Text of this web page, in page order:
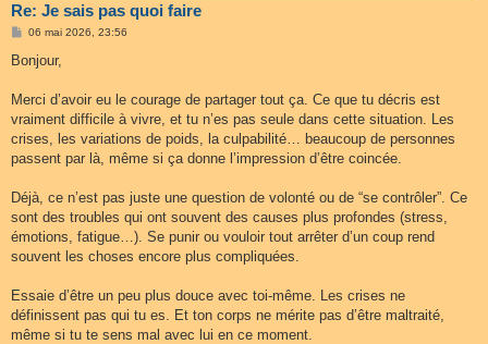
Re: Je sais pas quoi faire
M
s
g
06 mai 2026, 23:56
Bonjour,
Merci d’avoir eu le courage de partager tout ça. Ce que tu décris est
vraiment difficile à vivre, et tu n’es pas seule dans cette situation. Les
crises, les variations de poids, la culpabilité… beaucoup de personnes
passent par là, même si ça donne l’impression d’être coincée.
Déjà, ce n’est pas juste une question de volonté ou de “se contrôler”. Ce
sont des troubles qui ont souvent des causes plus profondes (stress,
émotions, fatigue…). Se punir ou vouloir tout arrêter d’un coup rend
souvent les choses encore plus compliquées.
Essaie d’être un peu plus douce avec toi-même. Les crises ne
définissent pas qui tu es. Et ton corps ne mérite pas d’être maltraité,
même si tu te sens mal avec lui en ce moment.